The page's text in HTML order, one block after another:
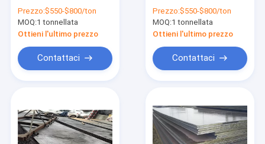
4140
Prezzo:$550-$800/ton
MOQ:1 tonnellata
Ottieni l'ultimo prezzo
Contattaci
legato fornitori del
piatto dello strato
medio dell'acciaio
legato
Prezzo:$550-$800/ton
MOQ:1 tonnellata
Ottieni l'ultimo prezzo
Contattaci